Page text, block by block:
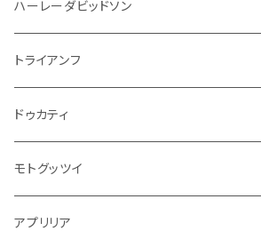
ドリンクホルダー
携帯・スマホホルダー
ステッカー
ダッシュボード
外装系
エンジン系
オイル系
その他
フロントガラス回り
ワイパー
リアガラス回り
ライト系
モーター系
ミラー
ブレーキ系
クラッチブレーキレバー
駆動系
その他
ミラー
ハンドル系
足回り
サスペンション
タンク系
キャップ
ブレーキ系
ハーレーダビッドソン
ミラー
トライアンフ
ミラー
ドゥカティ
ミラー
その他
モトグッツイ
ミラー
アプリリア